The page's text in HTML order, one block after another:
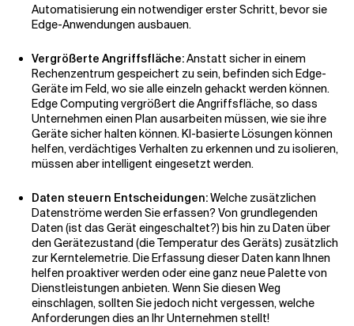
Automatisierung ein notwendiger erster Schritt, bevor sie
Edge-Anwendungen ausbauen.
Vergrößerte Angriffsfläche:Anstatt sicher in einem
Rechenzentrum gespeichert zu sein, befinden sich Edge-
Geräte im Feld, wo sie alle einzeln gehackt werden können.
Edge Computing vergrößert die Angriffsfläche, so dass
Unternehmen einen Plan ausarbeiten müssen, wie sie ihre
Geräte sicher halten können.KI-basierte Lösungen können
helfen, verdächtiges Verhalten zu erkennen und zu isolieren,
müssen aber intelligent eingesetzt werden.
Daten steuern Entscheidungen:Welche zusätzlichen
Datenströme werden Sie erfassen? Von grundlegenden
Daten (ist das Gerät eingeschaltet?) bis hin zu Daten über
den Gerätezustand (die Temperatur des Geräts) zusätzlich
zur Kerntelemetrie. Die Erfassung dieser Daten kann Ihnen
helfen proaktiver werden oder eine ganz neue Palette von
Dienstleistungen anbieten. Wenn Sie diesen Weg
einschlagen, sollten Sie jedoch nicht vergessen, welche
Anforderungen dies an Ihr Unternehmen stellt!